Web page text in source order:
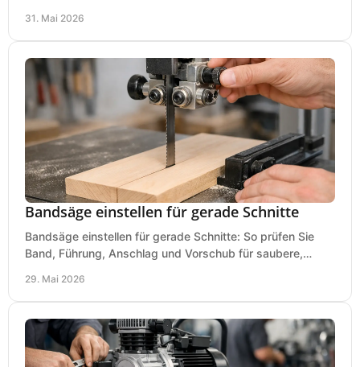
31. Mai 2026
Bandsäge einstellen für gerade Schnitte
Bandsäge einstellen für gerade Schnitte: So prüfen Sie
Band, Führung, Anschlag und Vorschub für saubere,
29. Mai 2026